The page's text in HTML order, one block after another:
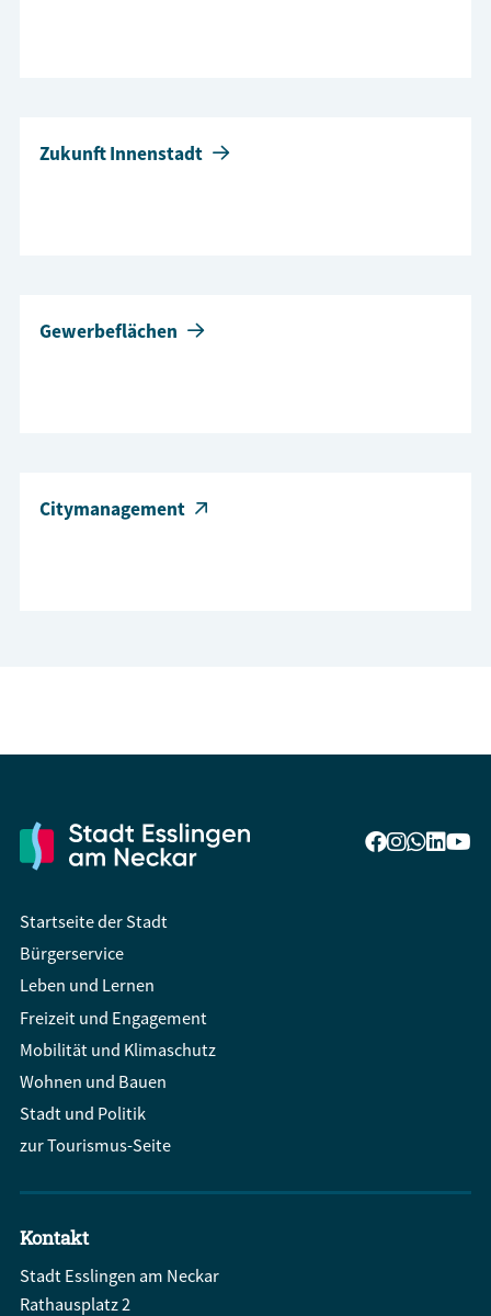
Zukunft Innenstadt
Gewerbeflächen
Citymanagement
Startseite der Stadt
Bürgerservice
Leben und Lernen
Freizeit und Engagement
Mobilität und Klimaschutz
Wohnen und Bauen
Stadt und Politik
zur Tourismus-Seite
Kontakt
Stadt Esslingen am Neckar
Rathausplatz 2